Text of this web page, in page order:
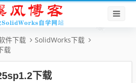
件下载
SolidWorks下载
载
下载